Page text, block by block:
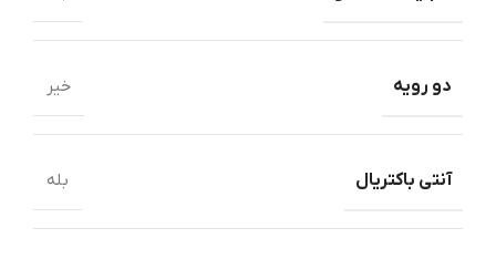
دو رویه خیر
آنتی باکتریال بله